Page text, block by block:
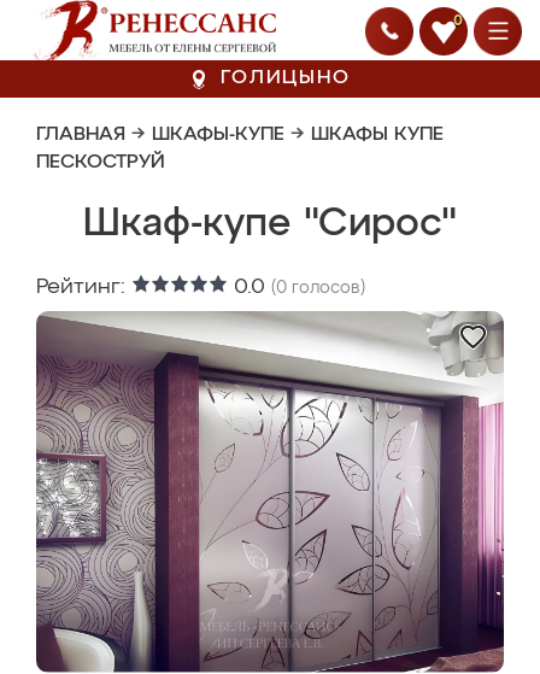
0
ГОЛИЦЫНО
ГЛАВНАЯ → ШКАФЫ-КУПЕ → ШКАФЫ КУПЕ
ПЕСКОСТРУЙ
Шкаф-купе "Сирос"
Рейтинг: 0.0 (0 голосов)